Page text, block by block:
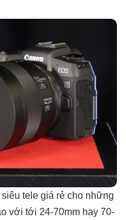
tele giá rẻ cho những
với tới 24-70mm hay 70-